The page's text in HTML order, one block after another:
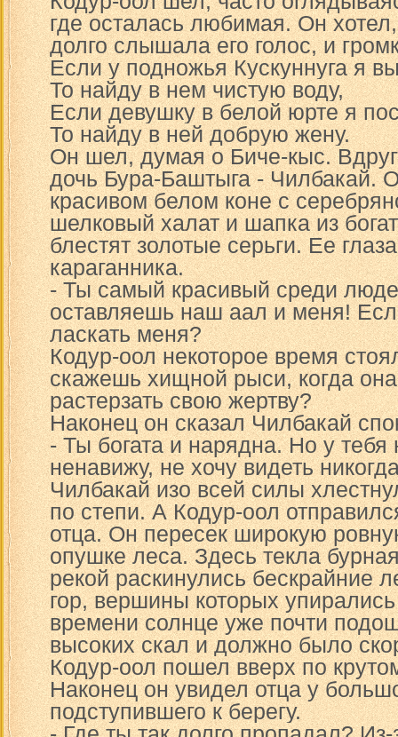
где осталась любимая. Он
долго слышала его голос, и
Если у подножья Кускуннуга я
То найду в нем чистую воду,
Если девушку в белой юрте я
То найду в ней добрую жену.
Он шел, думая о Биче-кыс.
дочь Бура-Баштыга - Чилбакай.
красивом белом коне с
шелковый халат и шапка из
блестят золотые серьги. Ее
караганника.
- Ты самый красивый среди
оставляешь наш аал и меня!
ласкать меня?
Кодур-оол некоторое время
скажешь хищной рыси, когда она
растерзать свою жертву?
Наконец он сказал Чилбакай
- Ты богата и нарядна. Но у тебя
ненавижу, не хочу видеть
Чилбакай изо всей силы
по степи. А Кодур-оол
отца. Он пересек широкую
опушке леса. Здесь текла
рекой раскинулись бескрайние
гор, вершины которых
времени солнце уже почти
высоких скал и должно было
Кодур-оол пошел вверх по
Наконец он увидел отца у
подступившего к берегу.